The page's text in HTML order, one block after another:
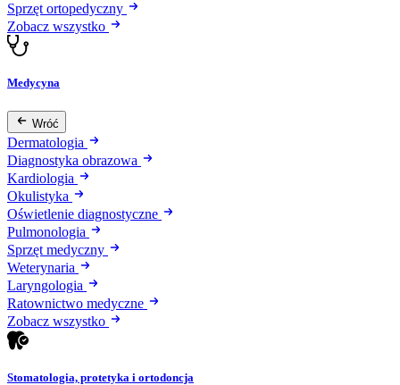
Sprzęt ortopedyczny
Zobacz wszystko
Medycyna
Wróć
Dermatologia
Diagnostyka obrazowa
Kardiologia
Okulistyka
Oświetlenie diagnostyczne
Pulmonologia
Sprzęt medyczny
Weterynaria
Laryngologia
Ratownictwo medyczne
Zobacz wszystko
Stomatologia, protetyka i ortodoncja